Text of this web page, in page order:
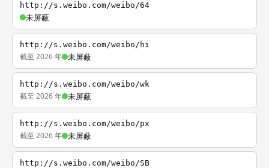
http://s.weibo.com/weibo/64
未屏蔽
http://s.weibo.com/weibo/hi
截至 2026 年 未屏蔽
http://s.weibo.com/weibo/wk
截至 2026 年 未屏蔽
http://s.weibo.com/weibo/px
截至 2026 年 未屏蔽
http://s.weibo.com/weibo/SB